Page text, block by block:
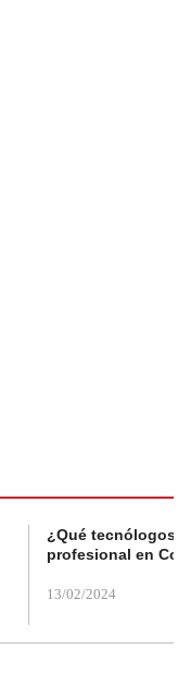
¿Qué tecnólogos
profesional en
13/02/2024